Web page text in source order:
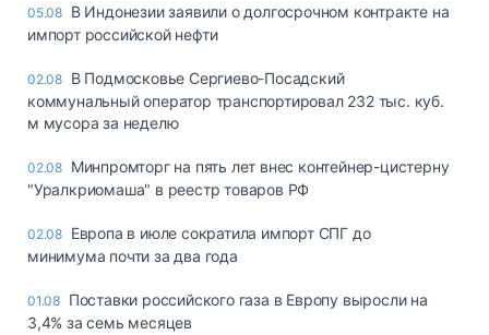
05.08 В Индонезии заявили о долгосрочном контракте на
импорт российской нефти
02.08 В Подмосковье Сергиево-Посадский
коммунальный оператор транспортировал 232 тыс. куб.
м мусора за неделю
02.08 Минпромторг на пять лет внес контейнер-цистерну
"Уралкриомаша" в реестр товаров РФ
02.08 Европа в июле сократила импорт СПГ до
минимума почти за два года
01.08 Поставки российского газа в Европу выросли на
3,4% за семь месяцев